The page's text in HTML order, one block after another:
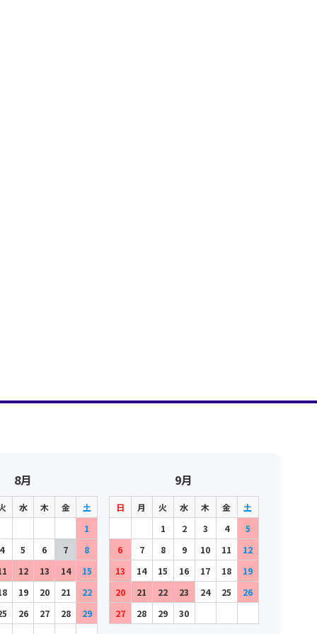
8月
水 木 金
土
1
4
5 6 7
8
12 13 14
15
19 20 21
22
26 27 28 29
9月
日 月 火 水 木 金
土
1
2 3 4
5
6
7 8 9 10 11
12
13
14 15 16 17 18
19
20
21 22 23 24 25
26
27
28 29 30